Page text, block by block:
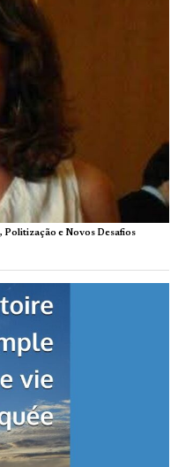
Politização e Novos Desafios